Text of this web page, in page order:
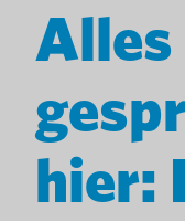
Alles
hier: